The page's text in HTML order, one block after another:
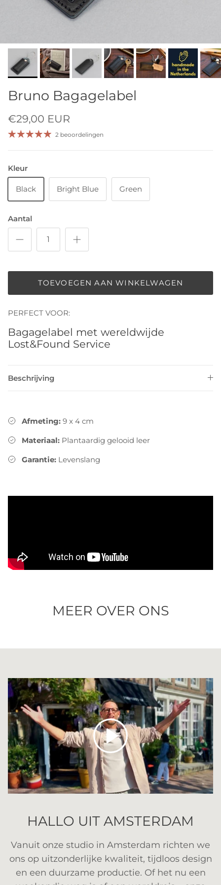
Bruno Bagagelabel
€29,00 EUR
2 beoordelingen
Kleur
Black Bright Blue Green
Aantal
TOEVOEGEN AAN WINKELWAGEN
PERFECT VOOR:
Bagagelabel met wereldwijde
Lost&Found Service
Beschrijving
Afmeting: 9 x 4 cm
Materiaal: Plantaardig gelooid leer
Garantie: Levenslang
MEER OVER ONS
Spelen
HALLO UIT AMSTERDAM
Vanuit onze studio in Amsterdam richten we
ons op uitzonderlijke kwaliteit, tijdloos design
en een duurzame productie. Of het nu een